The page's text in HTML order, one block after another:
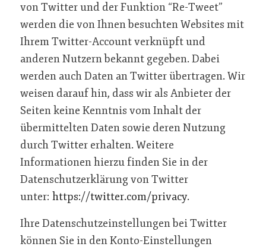
von Twitter und der Funktion “Re-Tweet”
werden die von Ihnen besuchten Websites mit
Ihrem Twitter-Account verknüpft und
anderen Nutzern bekannt gegeben. Dabei
werden auch Daten an Twitter übertragen. Wir
weisen darauf hin, dass wir als Anbieter der
Seiten keine Kenntnis vom Inhalt der
übermittelten Daten sowie deren Nutzung
durch Twitter erhalten. Weitere
Informationen hierzu finden Sie in der
Datenschutzerklärung von Twitter
unter: https://twitter.com/privacy.
Ihre Datenschutzeinstellungen bei Twitter
können Sie in den Konto-Einstellungen